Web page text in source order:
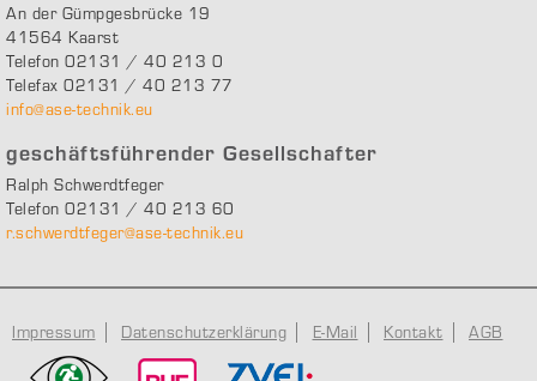
An der Gümpgesbrücke 19
41564 Kaarst
Telefon 02131 / 40 213 0
Telefax 02131 / 40 213 77
info@ase-technik.eu
geschäftsführender Gesellschafter
Ralph Schwerdtfeger
Telefon 02131 / 40 213 60
r.schwerdtfeger@ase-technik.eu
Impressum Datenschutzerklärung E-Mail Kontakt AGB